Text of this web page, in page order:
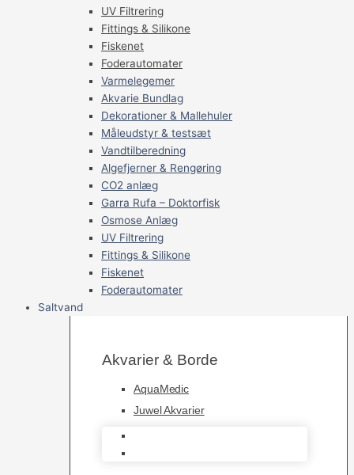
UV Filtrering
Fittings & Silikone
Fiskenet
Foderautomater
Varmelegemer
Akvarie Bundlag
Dekorationer & Mallehuler
Måleudstyr & testsæt
Vandtilberedning
Algefjerner & Rengøring
CO2 anlæg
Garra Rufa – Doktorfisk
Osmose Anlæg
UV Filtrering
Fittings & Silikone
Fiskenet
Foderautomater
Saltvand
Akvarier & Borde
AquaMedic
Juwel Akvarier